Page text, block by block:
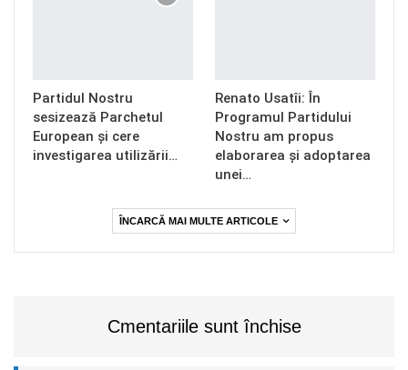
Partidul Nostru
sesizează Parchetul
European și cere
investigarea utilizării…
Renato Usatîi: În
Programul Partidului
Nostru am propus
elaborarea și adoptarea
unei…
ÎNCARCĂ MAI MULTE ARTICOLE
Cmentariile sunt închise